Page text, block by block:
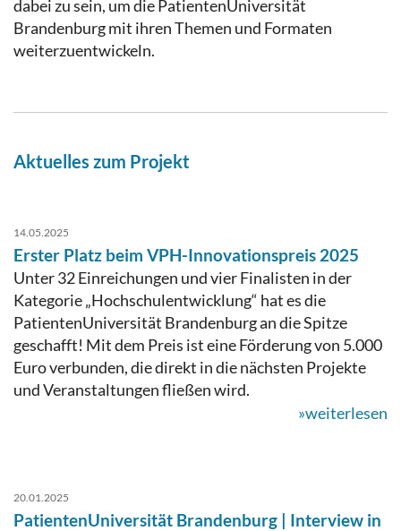
dabei zu sein, um die PatientenUniversität
Brandenburg mit ihren Themen und Formaten
weiterzuentwickeln.
Aktuelles zum Projekt
14.05.2025
Erster Platz beim VPH-Innovationspreis 2025
Unter 32 Einreichungen und vier Finalisten in der
Kategorie „Hochschulentwicklung“ hat es die
PatientenUniversität Brandenburg an die Spitze
geschafft! Mit dem Preis ist eine Förderung von 5.000
Euro verbunden, die direkt in die nächsten Projekte
und Veranstaltungen fließen wird.
»weiterlesen
20.01.2025
PatientenUniversität Brandenburg | Interview in